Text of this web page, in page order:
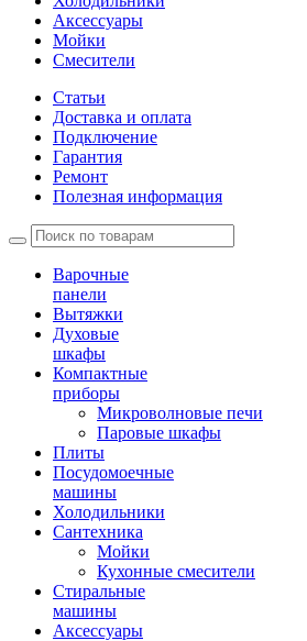
Аксессуары
Мойки
Cмесители
Статьи
Доставка и оплата
Подключение
Гарантия
Ремонт
Полезная информация
Варочные
панели
Вытяжки
Духовые
шкафы
Компактные
приборы
Микроволновые печи
Паровые шкафы
Плиты
Посудомоечные
машины
Холодильники
Сантехника
Мойки
Кухонные смесители
Стиральные
машины
Аксессуары